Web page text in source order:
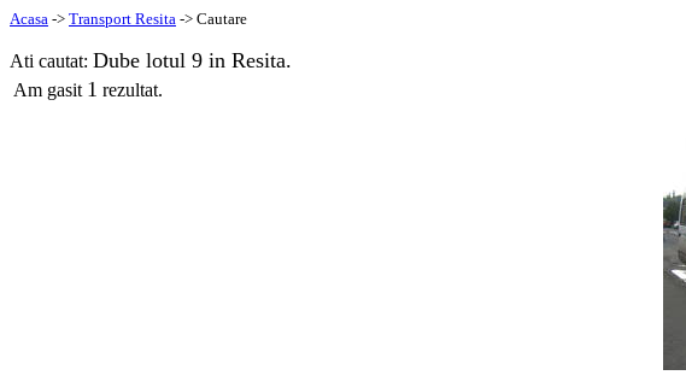
Acasa -> Transport Resita -> Cautare
Ati cautat: Dube lotul 9 in Resita.
Am gasit 1 rezultat.